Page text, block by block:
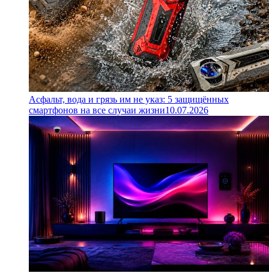
Асфальт, вода и грязь им не указ: 5 защищённых
смартфонов на все случаи жизни10.07.2026